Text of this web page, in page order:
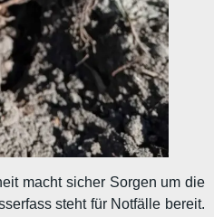
macht sicher Sorgen um die
steht für Notfälle bereit.